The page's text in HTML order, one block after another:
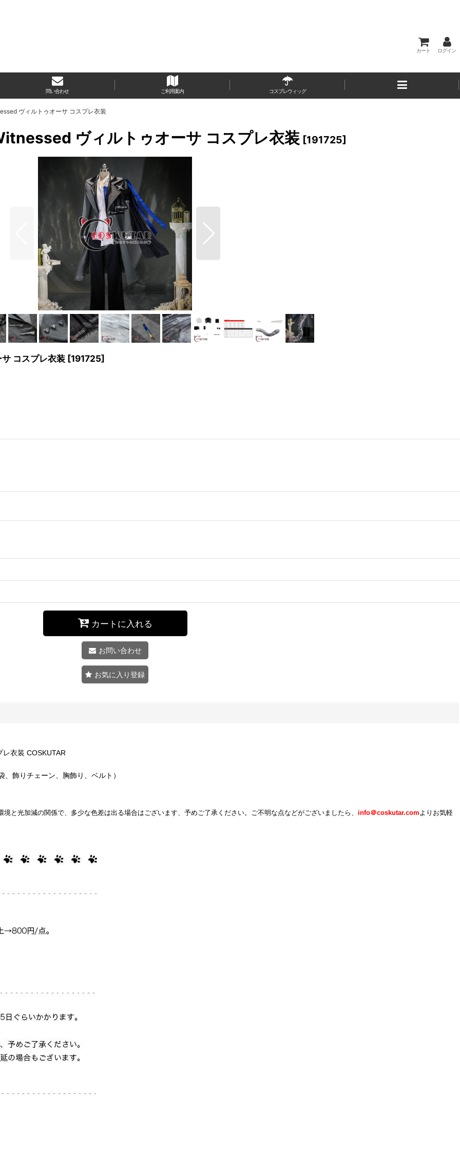
カート ログイン
問い合わせ ご利用案内 コスプレウィッグ
ヴィルトゥオーサ コスプレ衣装
ヴィルトゥオーサ コスプレ衣装 [191725]
コスプレ衣装 [191725]
カートに入れる
お問い合わせ
お気に入り登録
衣装 COSKUTAR
飾りチェーン、胸飾り、ベルト）
光加減の関係で、多少な色差は出る場合はございます、予めご了承ください。ご不明な点などがございましたら、 info＠coskutar.comよりお気軽